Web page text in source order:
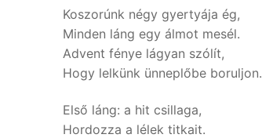
Koszorúnk négy gyertyája ég,
Minden láng egy álmot mesél.
Advent fénye lágyan szólít,
Hogy lelkünk ünneplőbe boruljon.
Első láng: a hit csillaga,
Hordozza a lélek titkait.